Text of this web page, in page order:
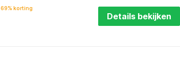
69% korting
Details bekijken